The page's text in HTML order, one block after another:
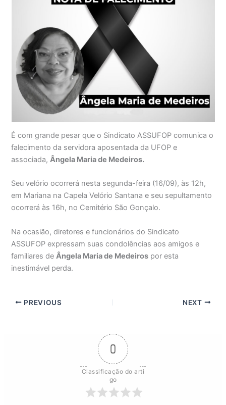
É com grande pesar que o Sindicato ASSUFOP comunica o
falecimento da servidora aposentada da UFOP e
associada,Ângela Maria de Medeiros.
Seu velório ocorrerá nesta segunda-feira (16/09), às 12h,
em Mariana na Capela Velório Santana e seu sepultamento
ocorrerá às 16h, no Cemitério São Gonçalo.
Na ocasião, diretores e funcionários do Sindicato
ASSUFOP expressam suas condolências aos amigos e
familiares deÂngela Maria de Medeiros por esta
inestimável perda.
PREVIOUS NEXT
0
Classificação do arti
go